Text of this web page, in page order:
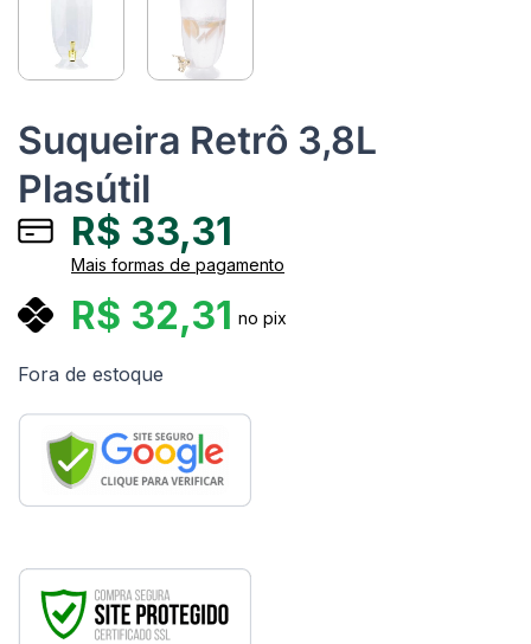
Suqueira Retrô 3,8L
Plasútil
R$ 33,31
Mais formas de pagamento
R$ 32,31 no pix
Fora de estoque